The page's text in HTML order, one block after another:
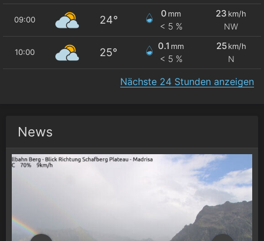
09:00 24°
0 mm
< 5 %
23 km/h
NW
10:00 25°
0.1 mm
< 5 %
25 km/h
N
Nächste 24 Stunden anzeigen
News